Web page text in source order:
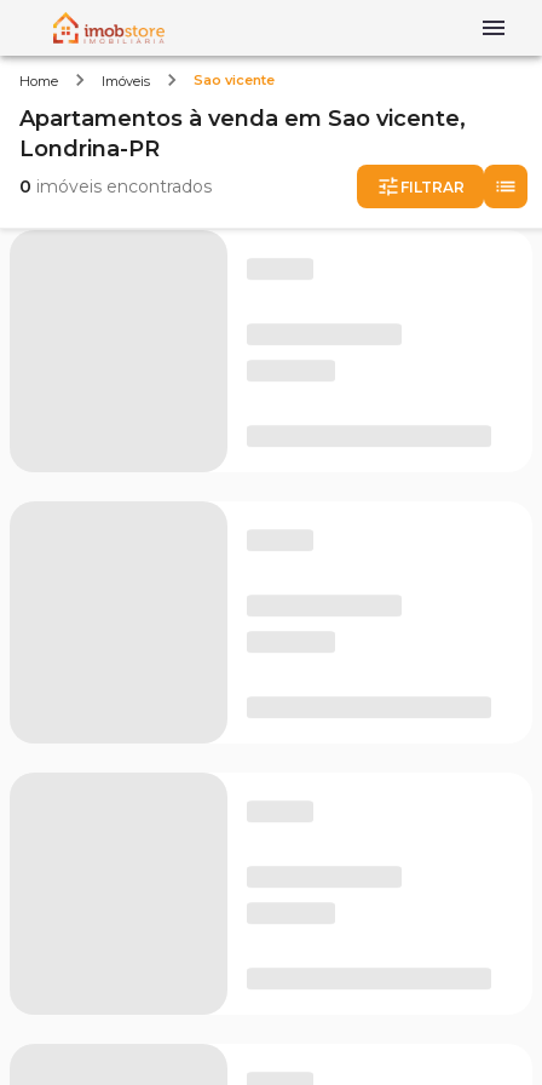
Home Imóveis Sao vicente
Apartamentos à venda em Sao vicente,
Londrina-PR
0 imóveis encontrados FILTRAR